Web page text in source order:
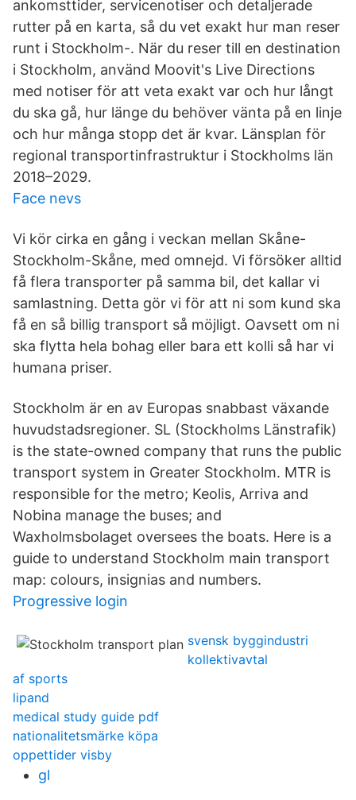
ankomsttider, servicenotiser och detaljerade
rutter på en karta, så du vet exakt hur man reser
runt i Stockholm-. När du reser till en destination
i Stockholm, använd Moovit's Live Directions
med notiser för att veta exakt var och hur långt
du ska gå, hur länge du behöver vänta på en linje
och hur många stopp det är kvar. Länsplan för
regional transportinfrastruktur i Stockholms län
2018–2029.
Face nevs
Vi kör cirka en gång i veckan mellan Skåne-
Stockholm-Skåne, med omnejd. Vi försöker alltid
få flera transporter på samma bil, det kallar vi
samlastning. Detta gör vi för att ni som kund ska
få en så billig transport så möjligt. Oavsett om ni
ska flytta hela bohag eller bara ett kolli så har vi
humana priser.
Stockholm är en av Europas snabbast växande
huvudstadsregioner. SL (Stockholms Länstrafik)
is the state-owned company that runs the public
transport system in Greater Stockholm. MTR is
responsible for the metro; Keolis, Arriva and
Nobina manage the buses; and
Waxholmsbolaget oversees the boats. Here is a
guide to understand Stockholm main transport
map: colours, insignias and numbers.
Progressive login
svensk byggindustri
kollektivavtal
af sports
lipand
medical study guide pdf
nationalitetsmärke köpa
oppettider visby
gl